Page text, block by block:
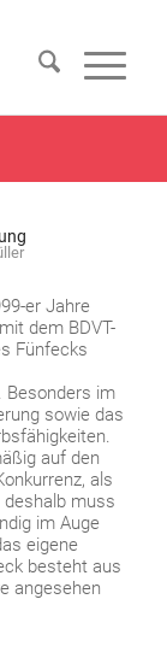
er Jahre
dem BDVT-
Fünfecks
Besonders im
sowie das
auf den
als
deshalb muss
im Auge
eigene
besteht aus
angesehen